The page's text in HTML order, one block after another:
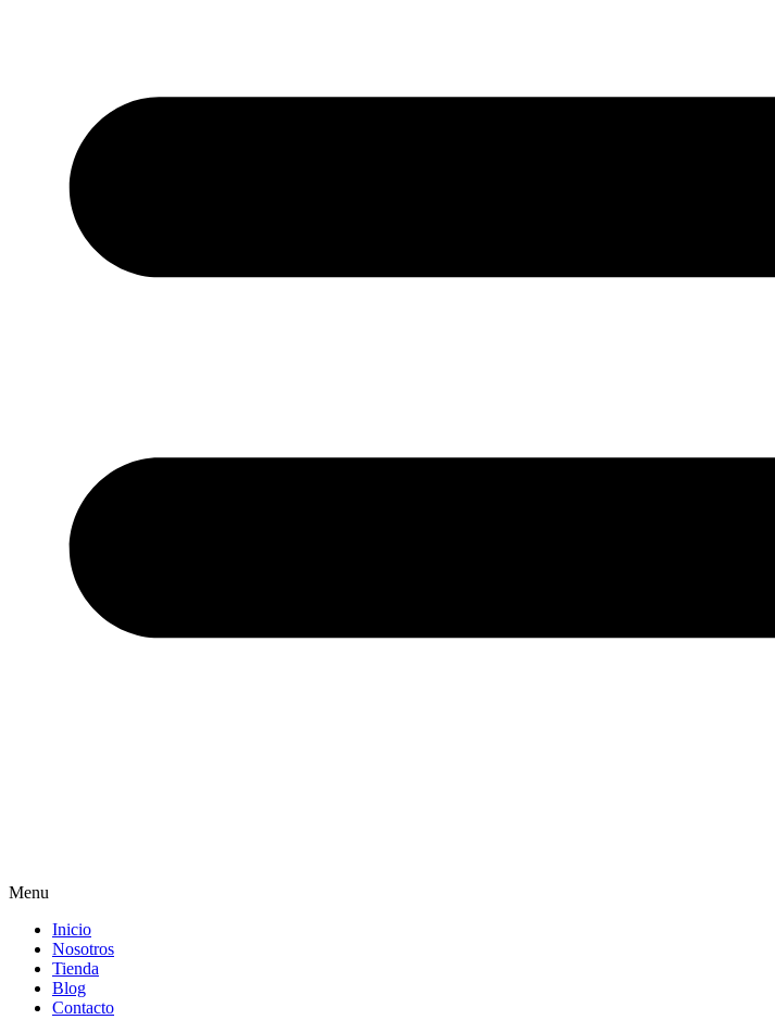
Menu
Inicio
Nosotros
Tienda
Blog
Contacto